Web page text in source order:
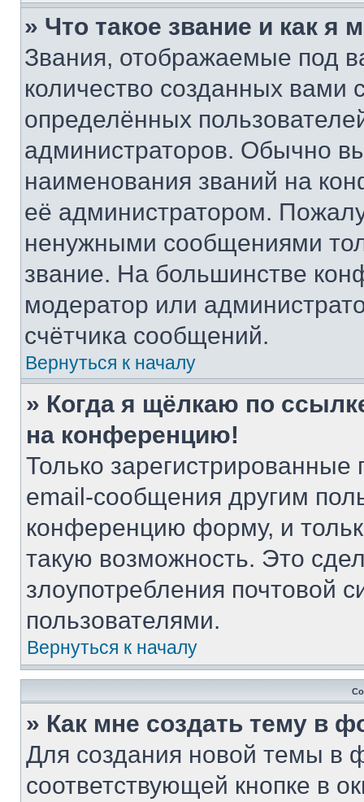
» Что такое звание и как я
Звания, отображаемые под
количество созданных
определённых
администраторов. Обычно
наименования званий на
её администратором.
ненужными сообщениями
звание. На большинстве
модератор или
счётчика сообщений.
Вернуться к началу
» Когда я щёлкаю по
на конференцию!
Только зарегистрированные
email-сообщения другим
конференцию форму, и
такую возможность. Это
злоупотребления почтовой
пользователями.
Вернуться к началу
» Как мне создать тему в
Для создания новой темы в
соответствующей кнопке в